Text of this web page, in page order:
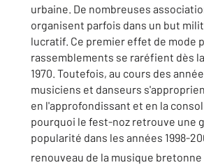
urbaine. De nombreuses
organisent parfois dans un but
lucratif. Ce premier effet de mode
rassemblements se raréfient dès
1970. Toutefois, au cours des
musiciens et danseurs
en l'approfondissant et en la
pourquoi le fest-noz retrouve une
popularité dans les années 1998-
renouveau de la musique